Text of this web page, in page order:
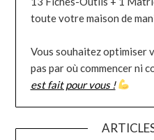
toute votre maison de
Vous souhaitez optimiser
pas par où commencer ni
est fait pour vous !